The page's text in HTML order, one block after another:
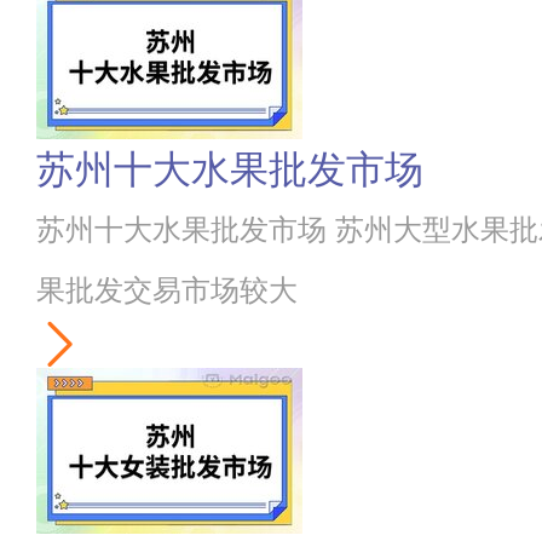
苏州十大水果批发市场
苏州十大水果批发市场 苏州大型水果
果批发交易市场较大